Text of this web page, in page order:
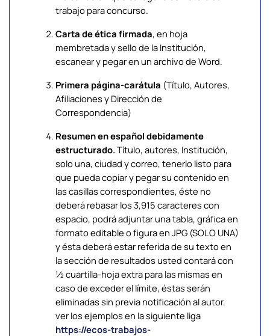
trabajo para concurso.
Carta de ética firmada, en hoja
membretada y sello de la Institución,
escanear y pegar en un archivo de Word.
Primera página-carátula (Título, Autores,
Afiliaciones y Dirección de
Correspondencia)
Resumen en español debidamente
estructurado.Título, autores, Institución,
solo una, ciudad y correo, tenerlo listo para
que pueda copiar y pegar su contenido en
las casillas correspondientes, éste no
deberá rebasar los 3,915 caracteres con
espacio, podrá adjuntar una tabla, gráfica en
formato editable o figura en JPG (SOLO UNA)
y ésta deberá estar referida de su texto en
la sección de resultados usted contará con
½ cuartilla-hoja extra para las mismas en
caso de exceder el límite, éstas serán
eliminadas sin previa notificación al autor.
ver los ejemplos en la siguiente liga
https://ecos-trabajos-